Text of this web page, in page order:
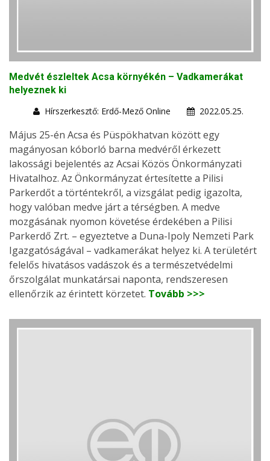
Medvét észleltek Acsa környékén – Vadkamerákat
helyeznek ki
Hírszerkesztő: Erdő-Mező Online
2022.05.25.
Május 25-én Acsa és Püspökhatvan között egy
magányosan kóborló barna medvéről érkezett
lakossági bejelentés az Acsai Közös Önkormányzati
Hivatalhoz. Az Önkormányzat értesítette a Pilisi
Parkerdőt a történtekről, a vizsgálat pedig igazolta,
hogy valóban medve járt a térségben. A medve
mozgásának nyomon követése érdekében a Pilisi
Parkerdő Zrt. – egyeztetve a Duna-Ipoly Nemzeti Park
Igazgatóságával – vadkamerákat helyez ki. A területért
felelős hivatásos vadászok és a természetvédelmi
őrszolgálat munkatársai naponta, rendszeresen
ellenőrzik az érintett körzetet. Tovább >>>